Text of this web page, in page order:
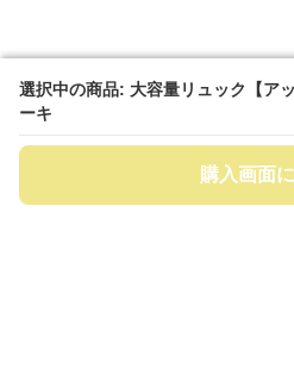
選択中の商品: 大容量リュック【ア
ーキ
購入画面
選択中の商品: 大容量リュック【ア
ーキ
購入画面